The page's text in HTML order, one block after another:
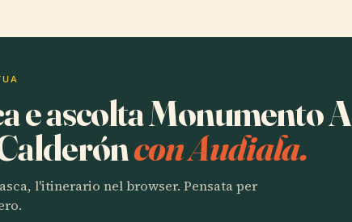
e ascolta Monumento A
con Audiala.
l'itinerario nel browser. Pensata per